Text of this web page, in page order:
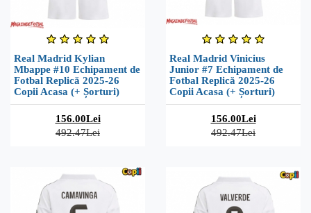
Real Madrid Kylian
Mbappe #10 Echipament de
Fotbal Replică 2025-26
Copii Acasa (+ Șorturi)
156.00Lei
492.47Lei
Real Madrid Vinicius
Junior #7 Echipament de
Fotbal Replică 2025-26
Copii Acasa (+ Șorturi)
156.00Lei
492.47Lei